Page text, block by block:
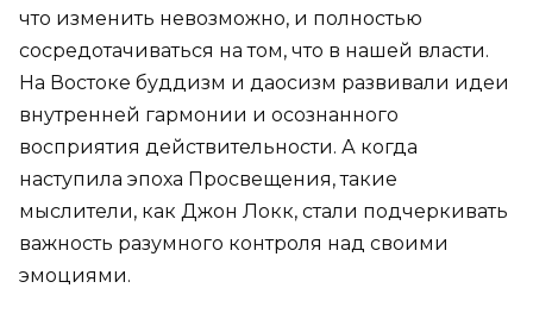
что изменить невозможно, и полностью
сосредотачиваться на том, что в нашей власти.
На Востоке буддизм и даосизм развивали идеи
внутренней гармонии и осознанного
восприятия действительности. А когда
наступила эпоха Просвещения, такие
мыслители, как Джон Локк, стали подчеркивать
важность разумного контроля над своими
эмоциями.